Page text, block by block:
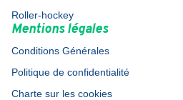
Roller-hockey
Mentions légales
Conditions Générales
Politique de confidentialité
Charte sur les cookies